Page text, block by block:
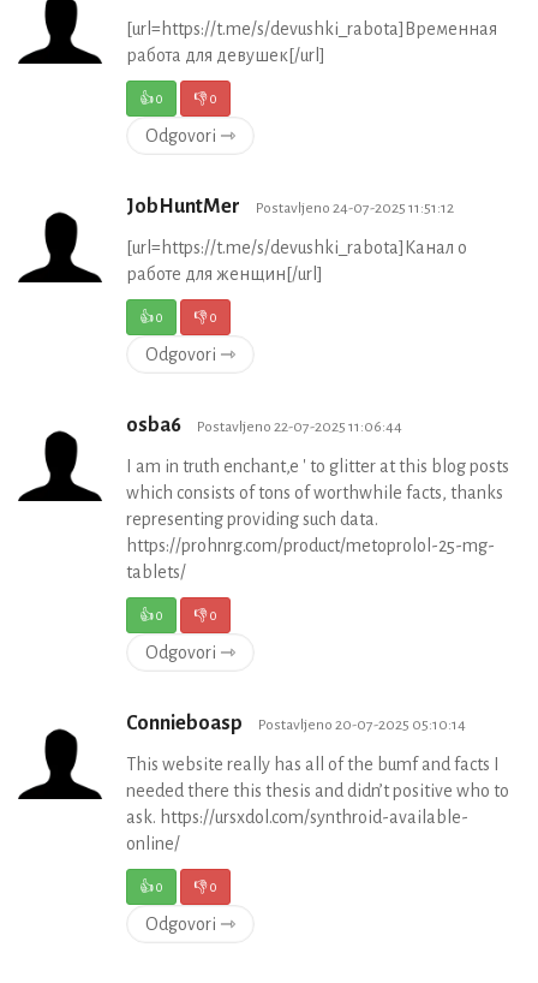
[url=https://t.me/s/devushki_rabota]Временная
работа для девушек[/url]
👍0 👎0
Odgovori ⇾
JobHuntMer Postavljeno 24-07-2025 11:51:12
[url=https://t.me/s/devushki_rabota]Канал о
работе для женщин[/url]
👍0 👎0
Odgovori ⇾
osba6 Postavljeno 22-07-2025 11:06:44
I am in truth enchant‚e ' to glitter at this blog posts
which consists of tons of worthwhile facts, thanks
representing providing such data.
https://prohnrg.com/product/metoprolol-25-mg-
tablets/
👍0 👎0
Odgovori ⇾
Connieboasp Postavljeno 20-07-2025 05:10:14
This website really has all of the bumf and facts I
needed there this thesis and didn’t positive who to
ask. https://ursxdol.com/synthroid-available-
online/
👍0 👎0
Odgovori ⇾